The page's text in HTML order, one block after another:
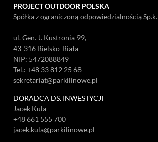
PROJECT OUTDOOR POLSKA
Spółka z ograniczoną odpowiedzialnością Sp.k.
ul. Gen. J. Kustronia 99,
43-316 Bielsko-Biała
NIP: 5472088849
Tel.:+48 33 812 25 68
sekretariat@parkilinowe.pl
DORADCA DS. INWESTYCJI
Jacek Kula
+48 661 555 700
jacek.kula@parkilinowe.pl